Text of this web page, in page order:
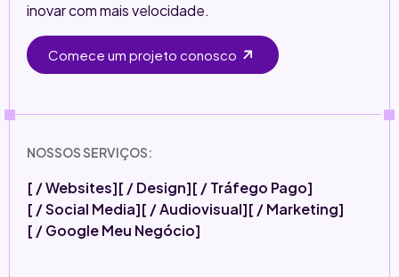
inovar com mais velocidade.
Comece um projeto conosco
NOSSOS SERVIÇOS:
[ / Websites][ / Design][ / Tráfego Pago]
[ / Social Media][ / Audiovisual][ / Marketing]
[ / Google Meu Negócio]